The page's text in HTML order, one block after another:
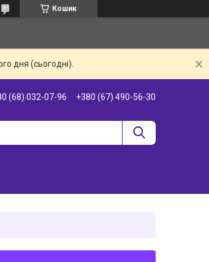
Кошик
дня (сьогодні).
(68) 032-07-96 +380 (67) 490-56-30